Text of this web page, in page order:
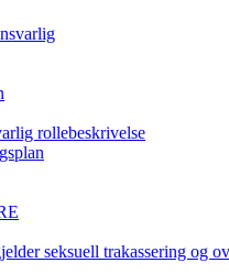
rollebeskrivelse
seksuell trakassering og